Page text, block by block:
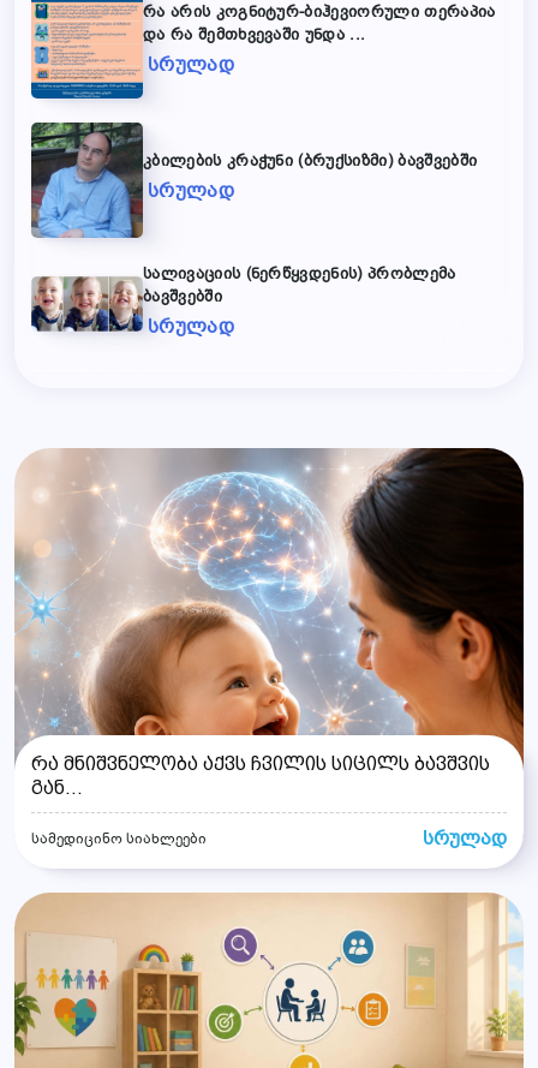
რა არის კოგნიტურ-ბიჰევიორული თერაპია
და რა შემთხვევაში უნდა ...
სრულად
კბილების კრაჭუნი (ბრუქსიზმი) ბავშვებში
სრულად
სალივაციის (ნერწყვდენის) პრობლემა
ბავშვებში
სრულად
რა მნიშვნელობა აქვს ჩვილის სიცილს ბავშვის
გან...
სამედიცინო სიახლეები სრულად